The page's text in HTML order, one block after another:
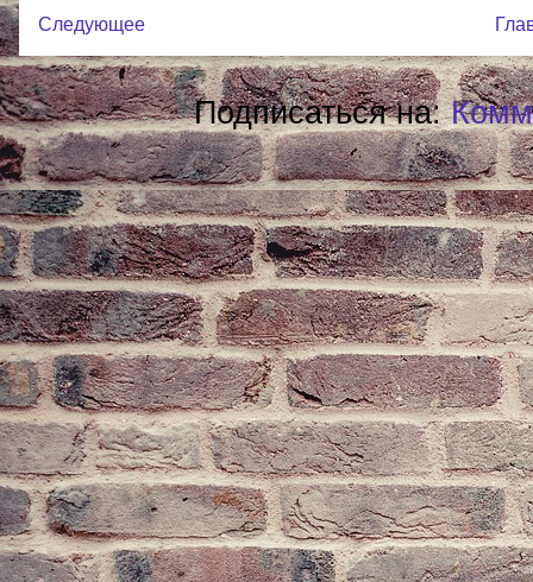
Следующее
Подписаться на: